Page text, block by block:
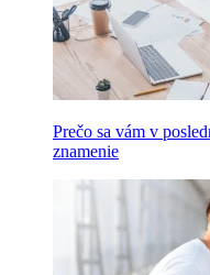
Prečo sa vám v
znamenie